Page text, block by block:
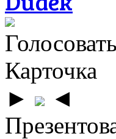
Голосовать
Карточка
►
◄